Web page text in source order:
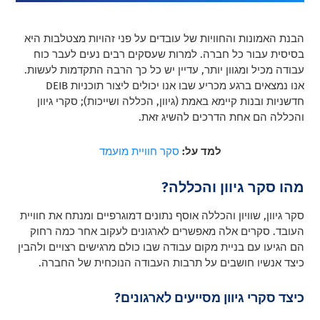
הבנת האמונות והחוויות של עובדים על פני זהויות מצטלבות היא
בסיסית עבור כל חברה. למרות שעסקים רבים נעים לעבר כוח
עבודה מכיל ומגוון יותר, עדיין יש כל כך הרבה התקדמות לעשות.
אנו נמצאים ברגע מכריע שבו אנו יכולים ליצור תוכניות DEIB
חדשניות ובנות קיימא באמת (גיוון, הכללה ושייכות); סקרי גיוון
והכללה הם אחת הדרכים להשיג זאת.
למד על: סקר חוויית מועמד
מהו סקר גיוון והכללה?
סקר גיוון, שוויון והכללה אוסף נתונים דמוגרפיים ומנתח את חוויית
העובד. סקרים אלה מאפשרים לארגונים לעקוב אחר כמה רחוק
הם הגיעו עם בניית מקום עבודה שבו כולם מרגישים רצויים ולהבין
כיצד אנשיו חושבים על תרבות העבודה הנוכחית של החברה.
כיצד סקרי גיוון מסייעים לארגונים?